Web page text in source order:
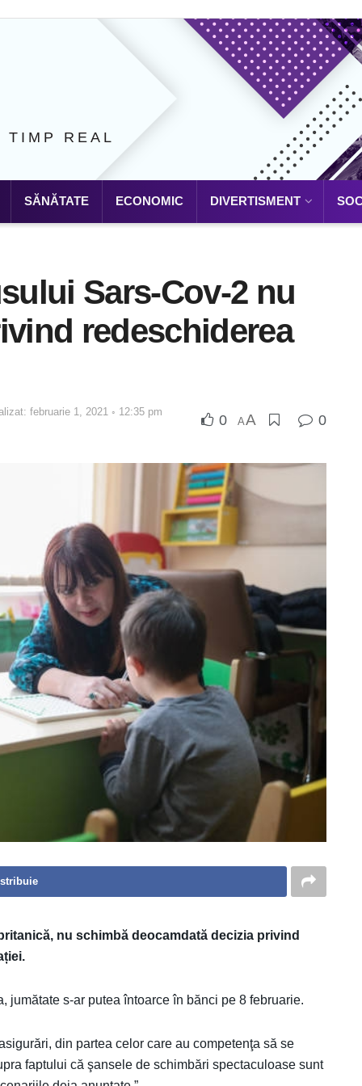
REAL
SĂNĂTATE ECONOMIC DIVERTISMENT
Sars-Cov-2 nu
redeschiderea
februarie 1, 2021 ◦ 12:35 pm
0 AA 0
nu schimbă deocamdată decizia privind
s-ar putea întoarce în bănci pe 8 februarie.
din partea celor care au competenţa să se
faptului că şansele de schimbări spectaculoase sunt